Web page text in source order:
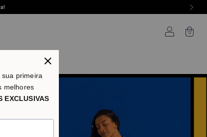
0
sua primeira
melhores
EXCLUSIVAS